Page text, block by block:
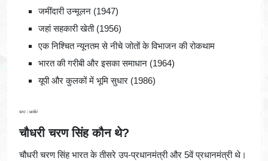
जमींदारी उन्मूलन (1947)
जहां सहकारी खेती (1956)
एक निश्चित न्यूनतम से नीचे जोतों के विभाजन की रोकथाम
भारत की गरीबी और इसका समाधान (1964)
यूपी और कुलकों में भूमि सुधार (1986)
src : wiki
चौधरी चरण सिंह कौन थे?
चौधरी चरण सिंह भारत के तीसरे उप-प्रधानमंत्री और 5वें प्रधानमंत्री थे।